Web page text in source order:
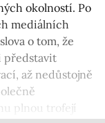
okolností. Po
mediálních
o tom, že
představit
až nedůstojně
plnou trofejí